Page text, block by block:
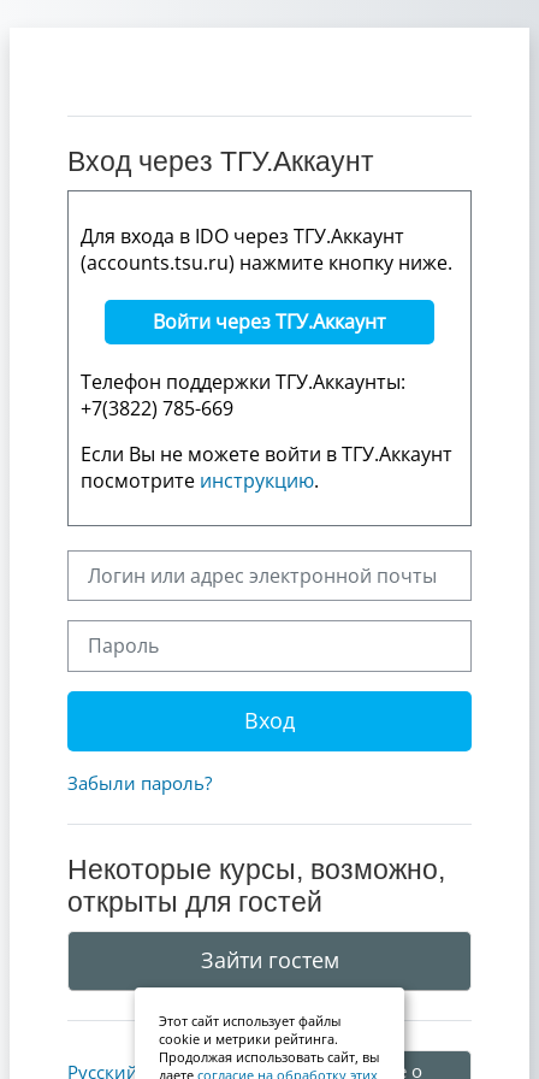
Вход через ТГУ.Аккаунт
Для входа в IDO через ТГУ.Аккаунт
(accounts.tsu.ru) нажмите кнопку ниже.
Войти через ТГУ.Аккаунт
Телефон поддержки ТГУ.Аккаунты:
+7(3822) 785-669
Если Вы не можете войти в ТГУ.Аккаунт
посмотрите инструкцию.
Вход
Забыли пароль?
Некоторые курсы, возможно,
открыты для гостей
Зайти гостем
Русский ‎(ru)‎ Уведомление о
Этот сайт использует файлы
cookie и метрики рейтинга.
Продолжая использовать сайт, вы
даете согласие на обработку этих